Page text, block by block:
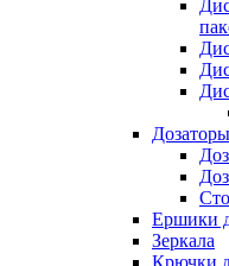
Дозаторы
Ершики
Зеркала
Крючки